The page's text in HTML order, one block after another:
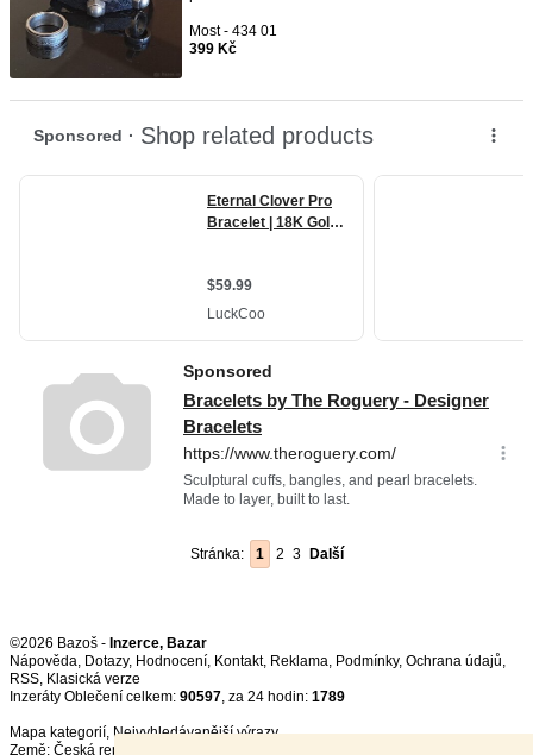
Most - 434 01
399 Kč
Stránka: 1 2 3 Další
©2026 Bazoš - Inzerce, Bazar
Nápověda, Dotazy, Hodnocení, Kontakt, Reklama, Podmínky, Ochrana údajů,
RSS,
Inzeráty Oblečení celkem: 90597, za 24 hodin: 1789
Mapa kategorií, Nejvyhledávanější výrazy
Země: Česká republika